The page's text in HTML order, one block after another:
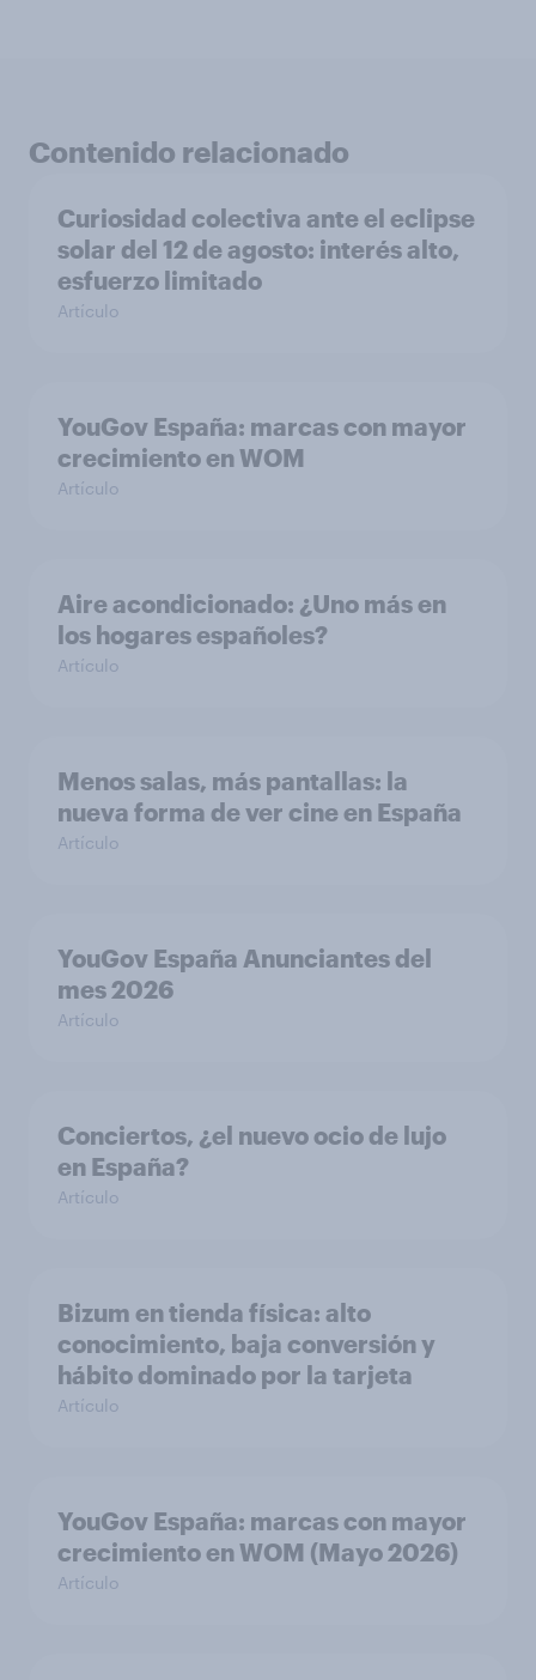
Contenido relacionado
Curiosidad colectiva ante el eclipse
solar del 12 de agosto: interés alto,
esfuerzo limitado
Artículo
YouGov España: marcas con mayor
crecimiento en WOM
Artículo
Aire acondicionado: ¿Uno más en
los hogares españoles?
Artículo
Menos salas, más pantallas: la
nueva forma de ver cine en España
Artículo
YouGov España Anunciantes del
mes 2026
Artículo
Conciertos, ¿el nuevo ocio de lujo
en España?
Artículo
Bizum en tienda física: alto
conocimiento, baja conversión y
hábito dominado por la tarjeta
Artículo
YouGov España: marcas con mayor
crecimiento en WOM (Mayo 2026)
Artículo